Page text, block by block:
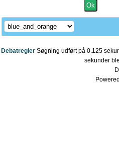
Debatregler Søgning udført på 0.125
sekunder